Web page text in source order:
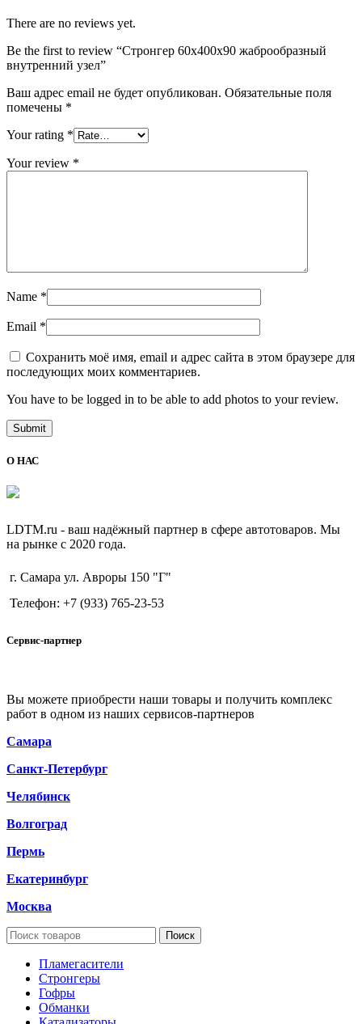
There are no reviews yet.
Be the first to review “Стронгер 60х400х90 жаброобразный
внутренний узел”
Ваш адрес email не будет опубликован. Обязательные поля
помечены *
Your rating *
Your review *
Name *
Email *
Сохранить моё имя, email и адрес сайта в этом браузере для
последующих моих комментариев.
You have to be logged in to be able to add photos to your review.
О НАС
LDTM.ru - ваш надёжный партнер в сфере автотоваров. Мы
на рынке с 2020 года.
г. Самара ул. Авроры 150 "Г"
Телефон: +7 (933) 765-23-53
Сервис-партнер
Вы можете приобрести наши товары и получить комплекс
работ в одном из наших сервисов-партнеров
Самара
Санкт-Петербург
Челябинск
Волгоград
Пермь
Екатеринбург
Москва
Поиск
Пламегасители
Стронгеры
Гофры
Обманки